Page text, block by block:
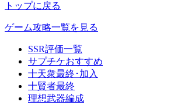
トップに戻る
ゲーム攻略一覧を見る
SSR評価一覧
サプチケおすすめ
十天衆最終･加入
十賢者最終
理想武器編成